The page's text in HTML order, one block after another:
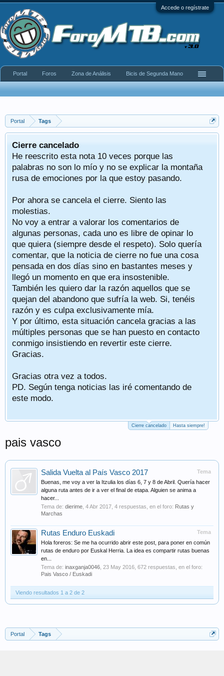
Accede o regístrate
Portal Tags
Cierre cancelado
He reescrito esta nota 10 veces porque las
palabras no son lo mío y no se explicar la montaña
rusa de emociones por la que estoy pasando.
Por ahora se cancela el cierre. Siento las
molestias.
No voy a entrar a valorar los comentarios de
algunas personas, cada uno es libre de opinar lo
que quiera (siempre desde el respeto). Solo quería
comentar, que la noticia de cierre no fue una cosa
pensada en dos días sino en bastantes meses y
llegó un momento en que era insostenible.
También les quiero dar la razón aquellos que se
quejan del abandono que sufría la web. Si, tenéis
razón y es culpa exclusivamente mía.
Y por último, esta situación cancela gracias a las
múltiples personas que se han puesto en contacto
conmigo insistiendo en revertir este cierre.
Gracias.
Gracias otra vez a todos.
PD. Según tenga noticias las iré comentando de
este modo.
Cierre cancelado Hasta siempre!
pais vasco
Tema
Salida Vuelta al País Vasco 2017
Buenas, me voy a ver la Itzulia los días 6, 7 y 8 de Abril. Quería hacer
alguna ruta antes de ir a ver el final de etapa. Alguien se anima a
hacer...
Tema de: dierime 4 Abr 2017 , 4 respuestas, en el foro: Rutas y
Marchas
Tema
Rutas Enduro Euskadi
Hola foreros: Se me ha ocurrido abrir este post, para poner en común
rutas de enduro por Euskal Herria. La idea es compartir rutas buenas
en...
Tema de: inaxganja0046 23 May 2016 , 672 respuestas, en el foro:
Pais Vasco / Euskadi
Viendo resultados 1 a 2 de 2
Portal Tags
Portal Foros Zona de Análisis Bicis de Segunda Mano